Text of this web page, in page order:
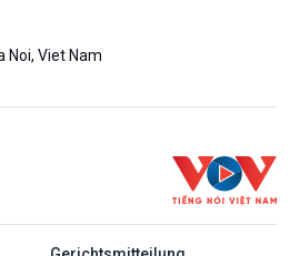
Noi, Viet Nam
Đức